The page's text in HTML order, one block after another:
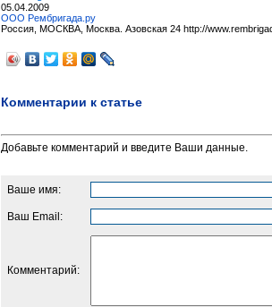
05.04.2009
ООО Рембригада.ру
Россия, МОСКВА, Москва. Азовская 24 http://
Комментарии к статье
Добавьте комментарий и введите Ваши данные.
Ваше имя:
Ваш Email:
Комментарий: